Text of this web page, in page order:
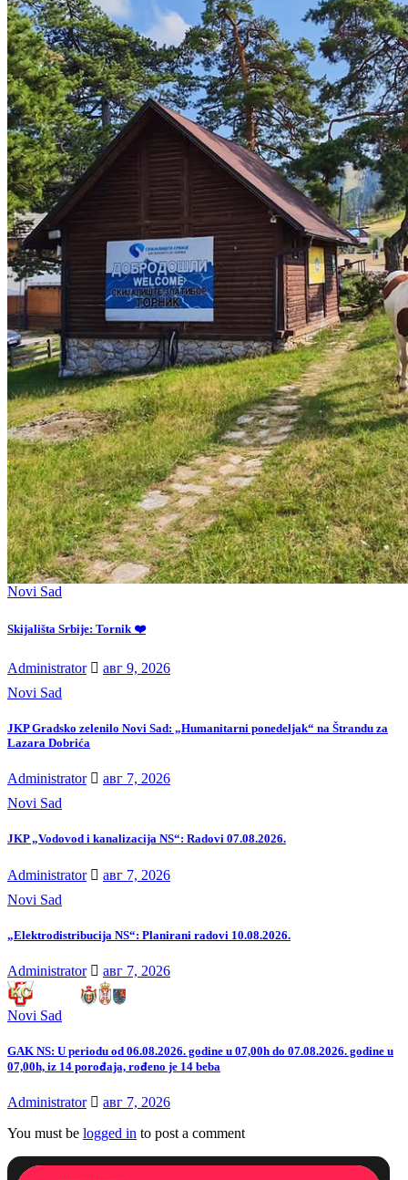
Novi Sad
Skijališta Srbije: Tornik ❤️
Administrator
авг 9, 2026
Novi Sad
JKP Gradsko zelenilo Novi Sad: „Humanitarni ponedeljak“ na Štrandu za
Lazara Dobrića
Administrator
авг 7, 2026
Novi Sad
JKP „Vodovod i kanalizacija NS“: Radovi 07.08.2026.
Administrator
авг 7, 2026
Novi Sad
„Elektrodistribucija NS“: Planirani radovi 10.08.2026.
Administrator авг 7, 2026
Novi Sad
GAK NS: U periodu od 06.08.2026. godine u 07,00h do 07.08.2026. godine u
07,00h, iz 14 porođaja, rođeno je 14 beba
Administrator
авг 7, 2026
You must be logged in to post a comment